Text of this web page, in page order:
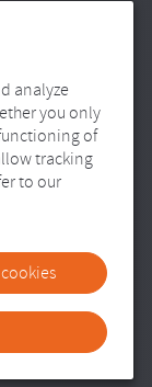
TRANSPARENZ
analyze
you only
of
tracking
to our